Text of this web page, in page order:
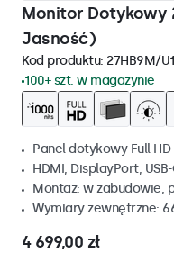
Monitor Dotykowy
Jasność)
Kod produktu: 27HB9M/U1
100+ szt. w magazynie
Panel dotykowy Full
HDMI, DisplayPort, USB-
Montaz: w zabudowie,
Wymiary zewnętrzne:
4 699,00 zł